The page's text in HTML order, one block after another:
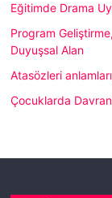
Eğitimde Drama
Program
Duyuşsal Alan
Atasözleri
Çocuklarda